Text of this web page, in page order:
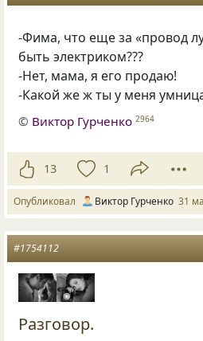
-Фима, что еще за «провод
быть электриком???
-Нет, мама, я его продаю!
-Какой же ж ты у меня
© Виктор Гурченко 2964
13 1
Опубликовал Виктор Гурченко 31
#1754112
Разговор.